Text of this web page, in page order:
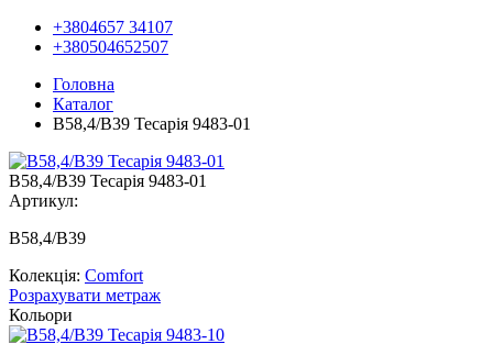
+3804657 34107
+380504652507
Головна
Каталог
В58,4/В39 Тесарія 9483-01
В58,4/В39 Тесарія 9483-01
Артикул:
B58,4/В39
Колекція: Comfort
Розрахувати метраж
Кольори